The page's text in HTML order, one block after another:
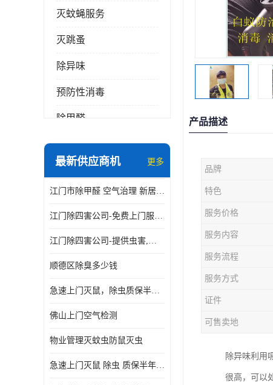
灭蚊蝇服务
灭跳蚤
除异味
预防性消毒
除甲醛
最新供应商机 更多
江门市除甲醛 空气治理 新居除异味 除苯 装修后异味清除
江门除四害公司-免费上门服务-随叫随到
江门除四害公司-提供虫害,病毒等全面消杀服务
顺德区除臭多少钱
急速上门灭鼠，除虫质保半年，白蚁、跳蚤、臭虫、蟑螂、德国小镰
佛山上门空气检测
物业管理灭蚊虫防鼠灭虫
急速上门灭鼠 除虫 质保半年 白蚁 跳蚤 臭虫 蟑螂 德国小镰
产品描述
品牌
特色
服务价格
服务内容
服务流程
服务方式
证件
可售卖地
除异味利用
很高，可以